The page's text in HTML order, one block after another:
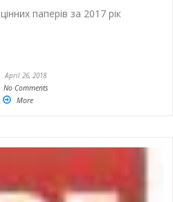
паперів за 2017 рік
April 26, 2018
No Comments
More